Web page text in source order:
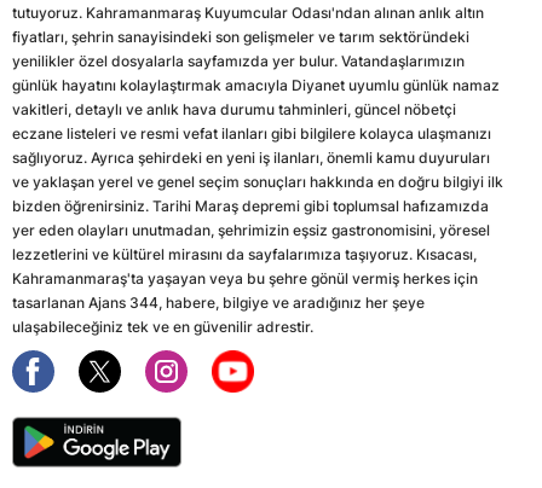
tutuyoruz. Kahramanmaraş Kuyumcular Odası'ndan alınan anlık altın
fiyatları, şehrin sanayisindeki son gelişmeler ve tarım sektöründeki
yenilikler özel dosyalarla sayfamızda yer bulur. Vatandaşlarımızın
günlük hayatını kolaylaştırmak amacıyla Diyanet uyumlu günlük namaz
vakitleri, detaylı ve anlık hava durumu tahminleri, güncel nöbetçi
eczane listeleri ve resmi vefat ilanları gibi bilgilere kolayca ulaşmanızı
sağlıyoruz. Ayrıca şehirdeki en yeni iş ilanları, önemli kamu duyuruları
ve yaklaşan yerel ve genel seçim sonuçları hakkında en doğru bilgiyi ilk
bizden öğrenirsiniz. Tarihi Maraş depremi gibi toplumsal hafızamızda
yer eden olayları unutmadan, şehrimizin eşsiz gastronomisini, yöresel
lezzetlerini ve kültürel mirasını da sayfalarımıza taşıyoruz. Kısacası,
Kahramanmaraş'ta yaşayan veya bu şehre gönül vermiş herkes için
tasarlanan Ajans 344, habere, bilgiye ve aradığınız her şeye
ulaşabileceğiniz tek ve en güvenilir adrestir.